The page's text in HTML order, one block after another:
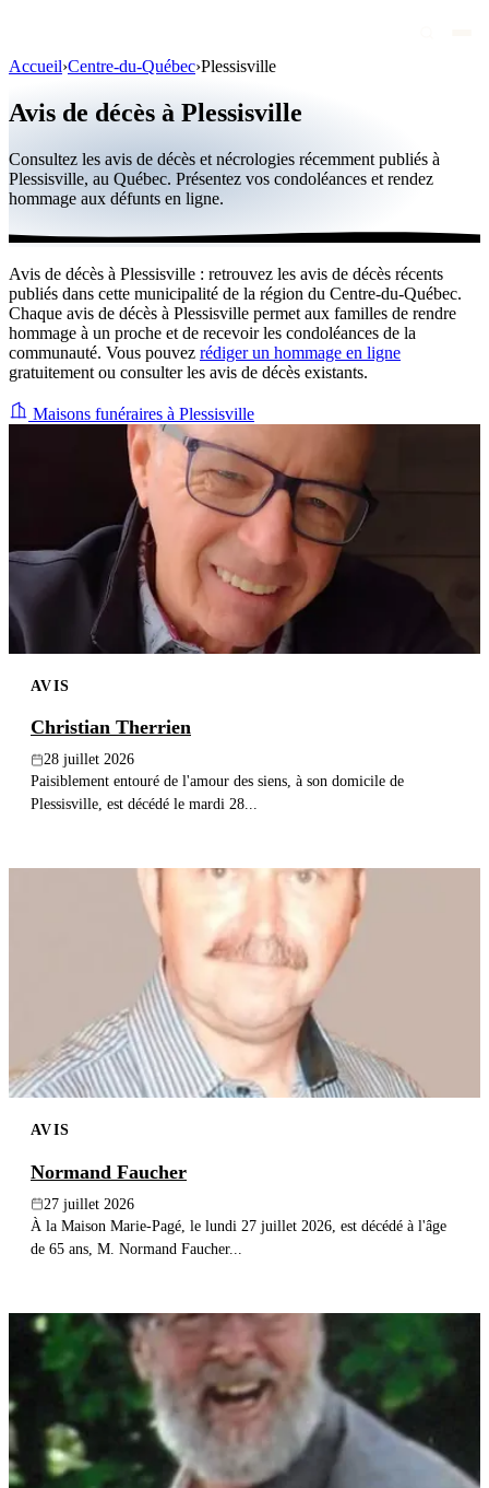
Personnalités publiques
Québec
Canada
International
Par région
Par ville
Maisons funéraires
Éternea
Publier un avis
Recherche
Accueil›Centre-du-Québec›Plessisville
Avis de décès à Plessisville
Consultez les avis de décès et nécrologies récemment publiés à
Plessisville, au Québec. Présentez vos condoléances et rendez
hommage aux défunts en ligne.
Avis de décès à Plessisville : retrouvez les avis de décès récents
publiés dans cette municipalité de la région du Centre-du-Québec.
Chaque avis de décès à Plessisville permet aux familles de rendre
hommage à un proche et de recevoir les condoléances de la
communauté. Vous pouvez rédiger un hommage en ligne
gratuitement ou consulter les avis de décès existants.
Maisons funéraires à Plessisville
AVIS
Christian Therrien
28 juillet 2026
Paisiblement entouré de l'amour des siens, à son domicile de
Plessisville, est décédé le mardi 28...
AVIS
Normand Faucher
27 juillet 2026
À la Maison Marie-Pagé, le lundi 27 juillet 2026, est décédé à l'âge
de 65 ans, M. Normand Faucher...